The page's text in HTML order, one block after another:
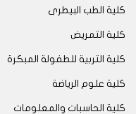
كلية الطب البيطرى
كلية التمريض
كلية التربية للطفولة المبكرة
كلية علوم الرياضة
كلية الحاسبات والمعلومات